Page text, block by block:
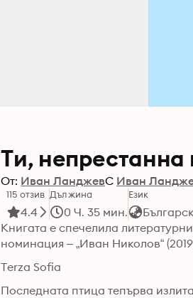
Ти, непрестанна
От: Иван ЛанджевС Иван
115 отзив
4.4
Дължина
0 Ч. 35 мин.
Език
Книгата е спечелила
номинация – „Иван Николов“
Terza Sofia
Последната птица тепърва